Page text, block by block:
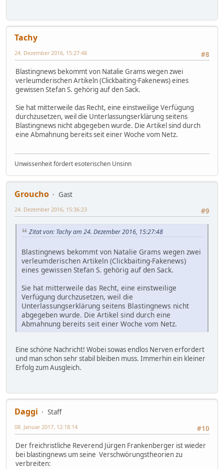
Tachy
#8
24. Dezember 2016, 15:27:48
Blastingnews bekommt von Natalie Grams wegen zwei
verleumderischen Artikeln (Clickbaiting-Fakenews) eines
gewissen Stefan S. gehörig auf den Sack.
Sie hat mitterweile das Recht, eine einstweilige Verfügung
durchzusetzen, weil die Unterlassungserklärung seitens
Blastingnews nicht abgegeben wurde. Die Artikel sind durch
eine Abmahnung bereits seit einer Woche vom Netz.
Unwissenheit fördert esoterischen Unsinn
Groucho
Gast
#9
24. Dezember 2016, 15:36:23
Zitat von: Tachy am 24. Dezember 2016, 15:27:48
Blastingnews bekommt von Natalie Grams wegen zwei
verleumderischen Artikeln (Clickbaiting-Fakenews)
eines gewissen Stefan S. gehörig auf den Sack.
Sie hat mitterweile das Recht, eine einstweilige
Verfügung durchzusetzen, weil die
Unterlassungserklärung seitens Blastingnews nicht
abgegeben wurde. Die Artikel sind durch eine
Abmahnung bereits seit einer Woche vom Netz.
Eine schöne Nachricht! Wobei sowas endlos Nerven erfordert
und man schon sehr stabil bleiben muss. Immerhin ein kleiner
Erfolg zum Ausgleich.
Daggi
Staff
#10
08. Januar 2017, 12:18:14
Der freichristliche Reverend Jürgen Frankenberger ist wieder
bei blastingnews um seine Verschwörungstheorien zu
verbreiten: